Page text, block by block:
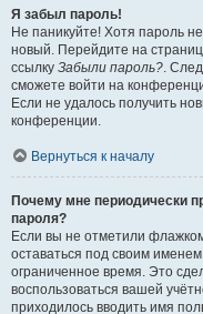
Я забыл пароль!
Не паникуйте! Хотя пароль
новый. Перейдите на
ссылку Забыли пароль?.
сможете войти на
Если не удалось получить
конференции.
Вернуться к началу
Почему мне периодически
пароля?
Если вы не отметили
оставаться под своим
ограниченное время. Это
воспользоваться вашей
приходилось вводить имя